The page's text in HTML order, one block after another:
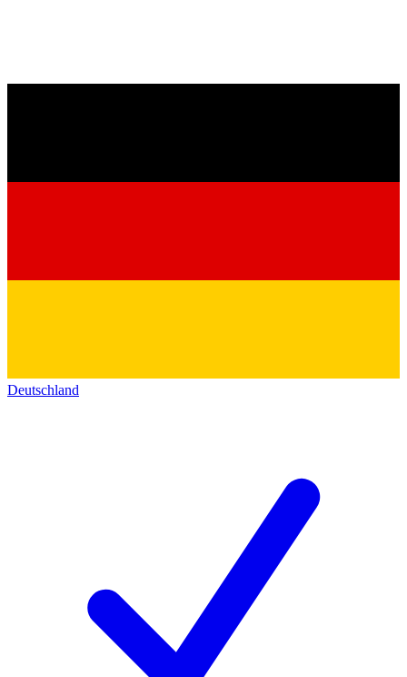
Deutschland